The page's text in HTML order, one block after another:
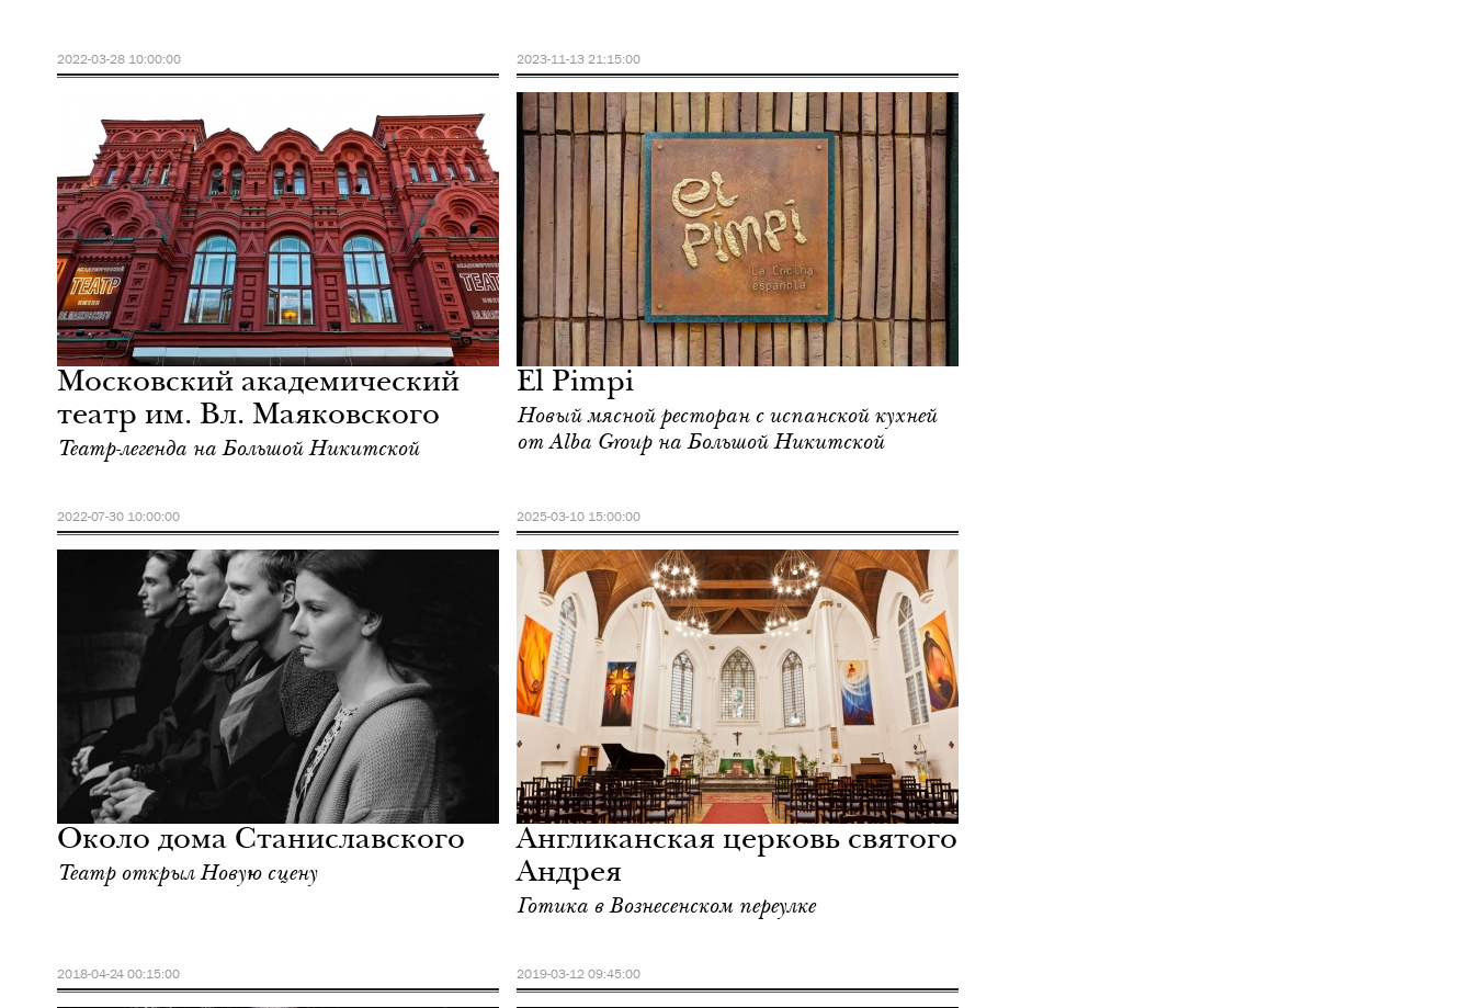
2022-03-28 10:00:00 2023-11-13 21:15:00
Московский академический
театр им. Вл. Маяковского
Театр-легенда на Большой Никитской
2022-07-30 10:00:00
Еда
Москва
El Pimpi
Новый мясной ресторан с испанской кухней
от Alba Group на Большой Никитской
2025-03-10 15:00:00
Около дома Станиславского
Театр открыл Новую сцену
2018-04-24 00:15:00
Городская среда
Москва
Англиканская церковь святого
Андрея
Готика в Вознесенском переулке
2019-03-12 09:45:00